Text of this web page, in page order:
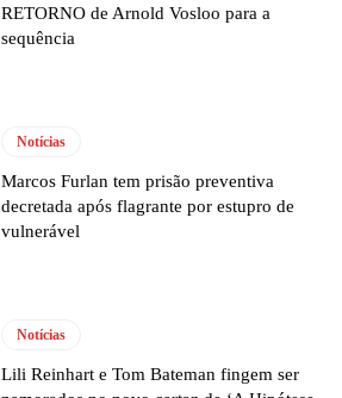
RETORNO de Arnold Vosloo para a
sequência
Notícias
Marcos Furlan tem prisão preventiva
decretada após flagrante por estupro de
vulnerável
Notícias
Lili Reinhart e Tom Bateman fingem ser